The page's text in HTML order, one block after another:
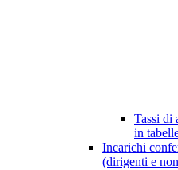
Tassi di
in
Incarichi
(dirigenti e